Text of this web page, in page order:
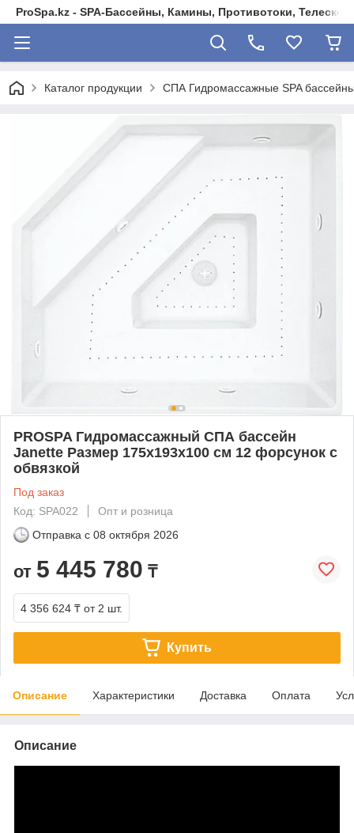
ProSpa.kz - SPA-Бассейны, Камины, Противотоки,
Каталог продукции СПА Гидромассажные SPA
PROSPA Гидромассажный СПА бассейн
Janette Размер 175x193х100 см 12 форсунок с
обвязкой
Под заказ
Код: SPA022
Опт и розница
Отправка с 08 октября 2026
от 5 445 780 ₸
4 356 624 ₸ от 2 шт.
Купить
Описание Характеристики Доставка Оплата
Описание